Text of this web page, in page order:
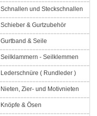
Schnallen und Steckschnallen
Schieber & Gurtzubehör
Gurtband & Seile
Seilklammern - Seilklemmen
Lederschnüre ( Rundleder )
Nieten, Zier- und Motivnieten
Knöpfe & Ösen